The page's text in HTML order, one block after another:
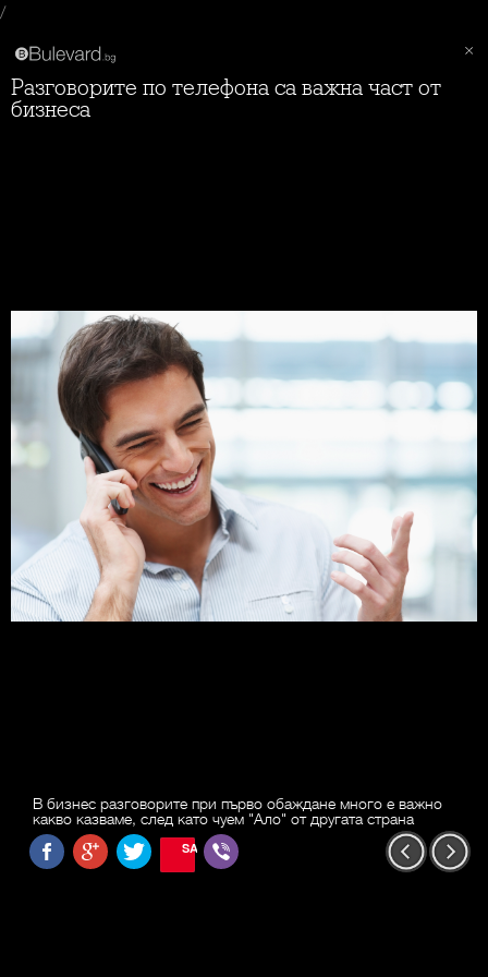
/
Разговорите по телефона са важна част от
бизнеса
В бизнес разговорите при първо обаждане много е важно
какво казваме, след като чуем "Ало" от другата страна
SAVE